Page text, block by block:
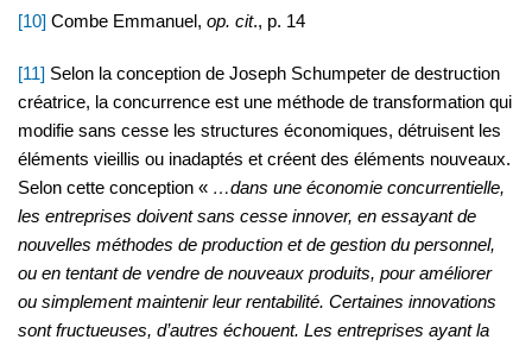
[10] Combe Emmanuel, op. cit., p. 14
[11] Selon la conception de Joseph Schumpeter de destruction
créatrice, la concurrence est une méthode de transformation qui
modifie sans cesse les structures économiques, détruisent les
éléments vieillis ou inadaptés et créent des éléments nouveaux.
Selon cette conception « …dans une économie concurrentielle,
les entreprises doivent sans cesse innover, en essayant de
nouvelles méthodes de production et de gestion du personnel,
ou en tentant de vendre de nouveaux produits, pour améliorer
ou simplement maintenir leur rentabilité. Certaines innovations
sont fructueuses, d’autres échouent. Les entreprises ayant la